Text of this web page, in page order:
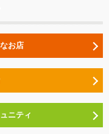
お店
ニティ